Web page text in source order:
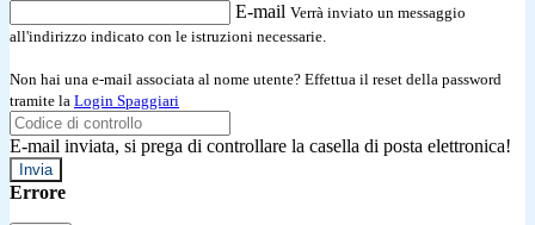
E-mail Verrà inviato un messaggio
all'indirizzo indicato con le istruzioni necessarie.
Non hai una e-mail associata al nome utente? Effettua il reset della password
tramite la Login Spaggiari
E-mail inviata, si prega di controllare la casella di posta elettronica!
Errore